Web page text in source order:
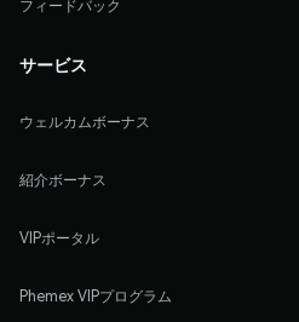
フィードバック
サービス
ウェルカムボーナス
紹介ボーナス
VIPポータル
Phemex VIPプログラム